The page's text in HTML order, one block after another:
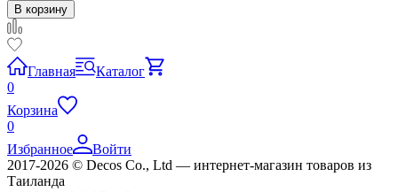
В корзину
Главная
Каталог
0
Корзина
0
Избранное
Войти
2017-2026 © Decos Co., Ltd — интернет-магазин товаров из
Таиланда